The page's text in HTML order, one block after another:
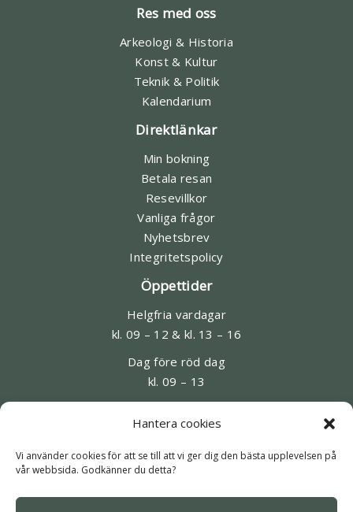
Hantera cookies
Vi använder cookies för att se till att vi ger dig den bästa upplevelsen på
vår webbsida. Godkänner du detta?
Res med oss
Arkeologi & Historia
Konst & Kultur
Teknik & Politik
Kalendarium
Direktlänkar
Min bokning
Betala resan
Resevillkor
Vanliga frågor
Nyhetsbrev
Integritetspolicy
Öppettider
Helgfria vardagar
kl. 09 – 12 & kl. 13 – 16
Dag före röd dag
kl. 09 – 13
homeros@historiskaresor.se